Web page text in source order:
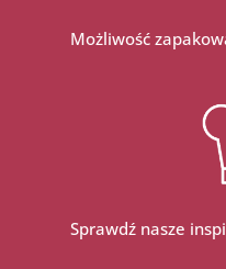
Możliwość
Sprawdź nasze